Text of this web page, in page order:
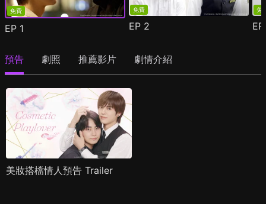
免費
EP 1
免費
EP 2
免
預告 劇照 推薦影片 劇情介紹
美妝搭檔情人預告 Trailer